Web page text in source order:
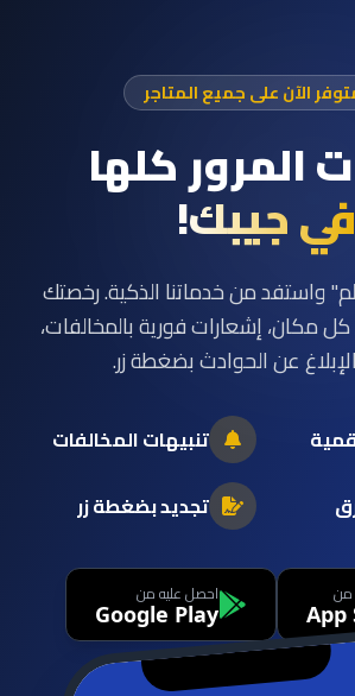
على جميع المتاجر
كلها
خدماتنا الذكية. رخصتك
فورية بالمخالفات،
الحوادث بضغطة زر.
تنبيهات المخالفات
تجديد بضغطة زر
احصل عليه من
Google Play